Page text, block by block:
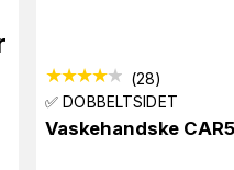
(28)
✅ DOBBELTSIDET
Vaskehandske